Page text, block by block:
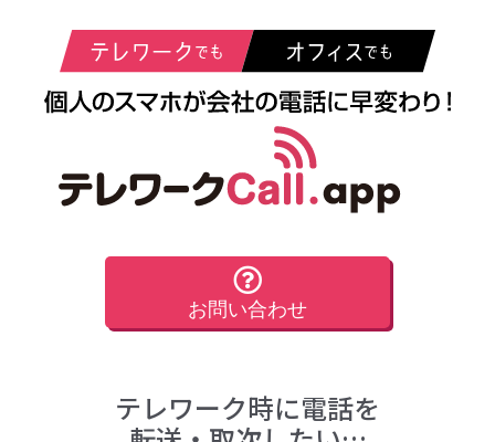
お問い合わせ
テレワーク時に電話を